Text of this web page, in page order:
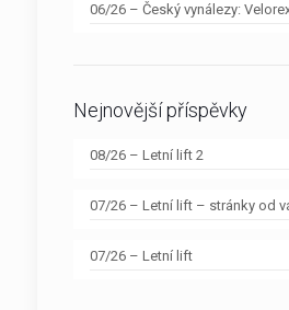
06/26 – Český vynálezy:
Nejnovější příspěvky
08/26 – Letní lift 2
07/26 – Letní lift – stránky od
07/26 – Letní lift